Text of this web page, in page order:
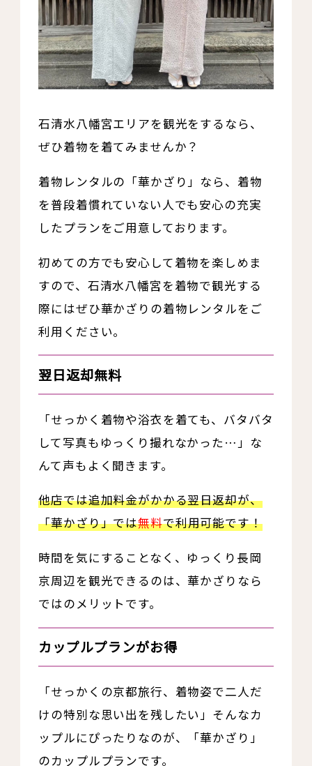
石清水八幡宮エリアを観光をするなら、
ぜひ着物を着てみませんか？
着物レンタルの「華かざり」なら、着物
を普段着慣れていない人でも安心の充実
したプランをご用意しております。
初めての方でも安心して着物を楽しめま
すので、石清水八幡宮を着物で観光する
際にはぜひ華かざりの着物レンタルをご
利用ください。
翌日返却無料
「せっかく着物や浴衣を着ても、バタバタ
して写真もゆっくり撮れなかった…」な
んて声もよく聞きます。
他店では追加料金がかかる翌日返却が、
「華かざり」では無料で利用可能です！
時間を気にすることなく、ゆっくり長岡
京周辺を観光できるのは、華かざりなら
ではのメリットです。
カップルプランがお得
「せっかくの京都旅行、着物姿で二人だ
けの特別な思い出を残したい」そんなカ
ップルにぴったりなのが、「華かざり」
のカップルプランです。